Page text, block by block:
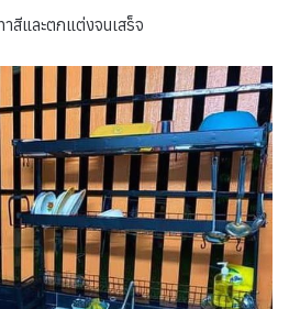
สีและตกแต่งจนเสร็จ